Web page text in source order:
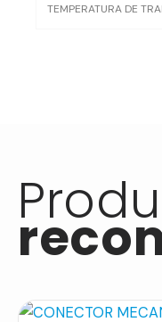
TEMPERATURA DE